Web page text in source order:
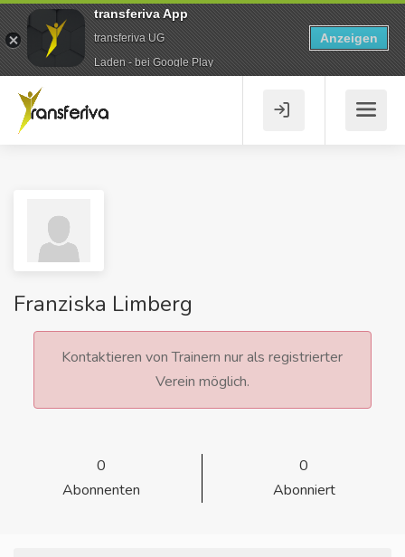
Franziska Limberg
Kontaktieren von Trainern nur als registrierter
Verein möglich.
0
Abonnenten
0
Abonniert
transferiva App
transferiva UG
Laden - bei Google Play
Anzeigen